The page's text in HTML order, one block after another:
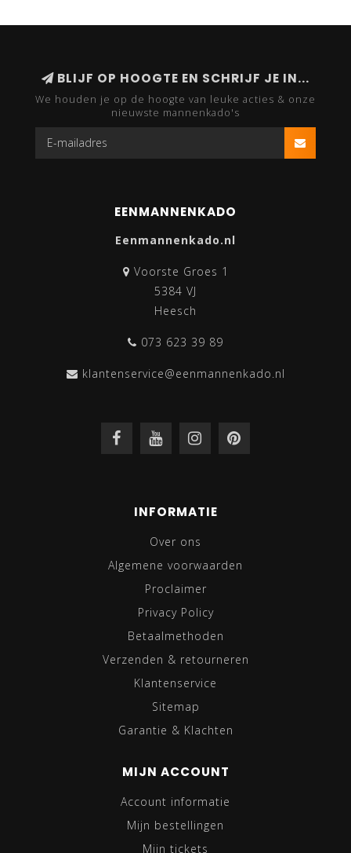
BLIJF OP HOOGTE EN SCHRIJF JE IN...
We houden je op de hoogte van leuke acties & onze
nieuwste mannenkado's
EENMANNENKADO
Eenmannenkado.nl
Voorste Groes 1
5384 VJ
Heesch
073 623 39 89
klantenservice@eenmannenkado.nl
INFORMATIE
Over ons
Algemene voorwaarden
Proclaimer
Privacy Policy
Betaalmethoden
Verzenden & retourneren
Klantenservice
Sitemap
Garantie & Klachten
MIJN ACCOUNT
Account informatie
Mijn bestellingen
Mijn tickets